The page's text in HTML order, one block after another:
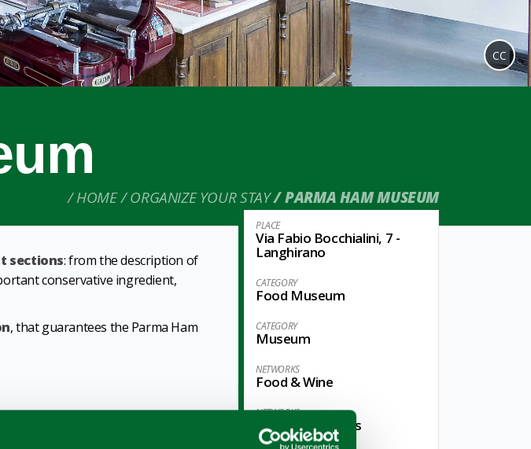
HOME ORGANIZE YOUR STAY PARMA HAM MUSEUM
CC
PLACE
Via Fabio Bocchialini, 7 -
Langhirano
CATEGORY
Food Museum
CATEGORY
Museum
NETWORKS
Food & Wine
NETWORKS
Culture & Castles
sections: from the description of
conservative ingredient,
, that guarantees the Parma Ham